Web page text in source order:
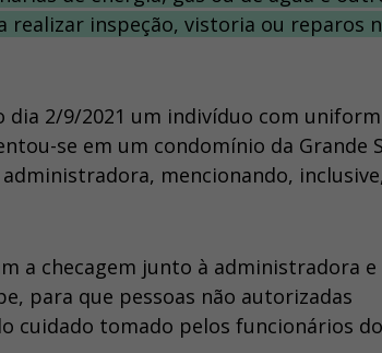
realizar inspeção, vistoria ou reparos
dia 2/9/2021 um indivíduo com
se em um condomínio da Grande
mencionando,
a checagem junto à administradora e
para que pessoas não autorizadas
cuidado tomado pelos funcionários do